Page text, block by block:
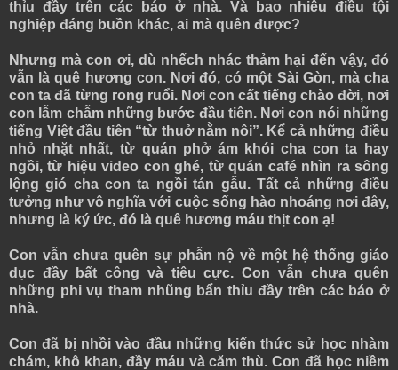
thỉu đầy trên các báo ở nhà. Và bao nhiêu điều tội
nghiệp đáng buồn khác, ai mà quên được?
Nhưng mà con ơi, dù nhếch nhác thảm hại đến vậy, đó
vẫn là quê hương con. Nơi đó, có một Sài Gòn, mà cha
con ta đã từng rong ruổi. Nơi con cất tiếng chào đời, nơi
con lẫm chẫm những bước đầu tiên. Nơi con nói những
tiếng Việt đầu tiên “từ thuở nằm nôi”. Kể cả những điều
nhỏ nhặt nhất, từ quán phở ám khói cha con ta hay
ngồi, từ hiệu video con ghé, từ quán café nhìn ra sông
lộng gió cha con ta ngồi tán gẫu. Tất cả những điều
tưởng như vô nghĩa với cuộc sống hào nhoáng nơi đây,
nhưng là ký ức, đó là quê hương máu thịt con ạ!
Con vẫn chưa quên sự phẫn nộ về một hệ thống giáo
dục đầy bất công và tiêu cực. Con vẫn chưa quên
những phi vụ tham nhũng bẩn thỉu đầy trên các báo ở
nhà.
Con đã bị nhồi vào đầu những kiến thức sử học nhàm
chám, khô khan, đầy máu và căm thù. Con đã học niềm